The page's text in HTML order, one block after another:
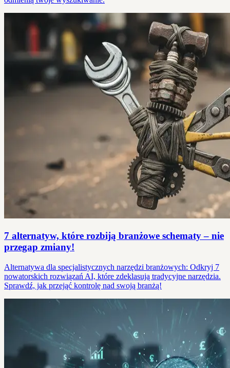
7 alternatyw, które rozbiją branżowe schematy – nie
przegap zmiany!
Alternatywa dla specjalistycznych narzędzi branżowych: Odkryj 7
nowatorskich rozwiązań AI, które zdeklasują tradycyjne narzędzia.
Sprawdź, jak przejąć kontrolę nad swoją branżą!